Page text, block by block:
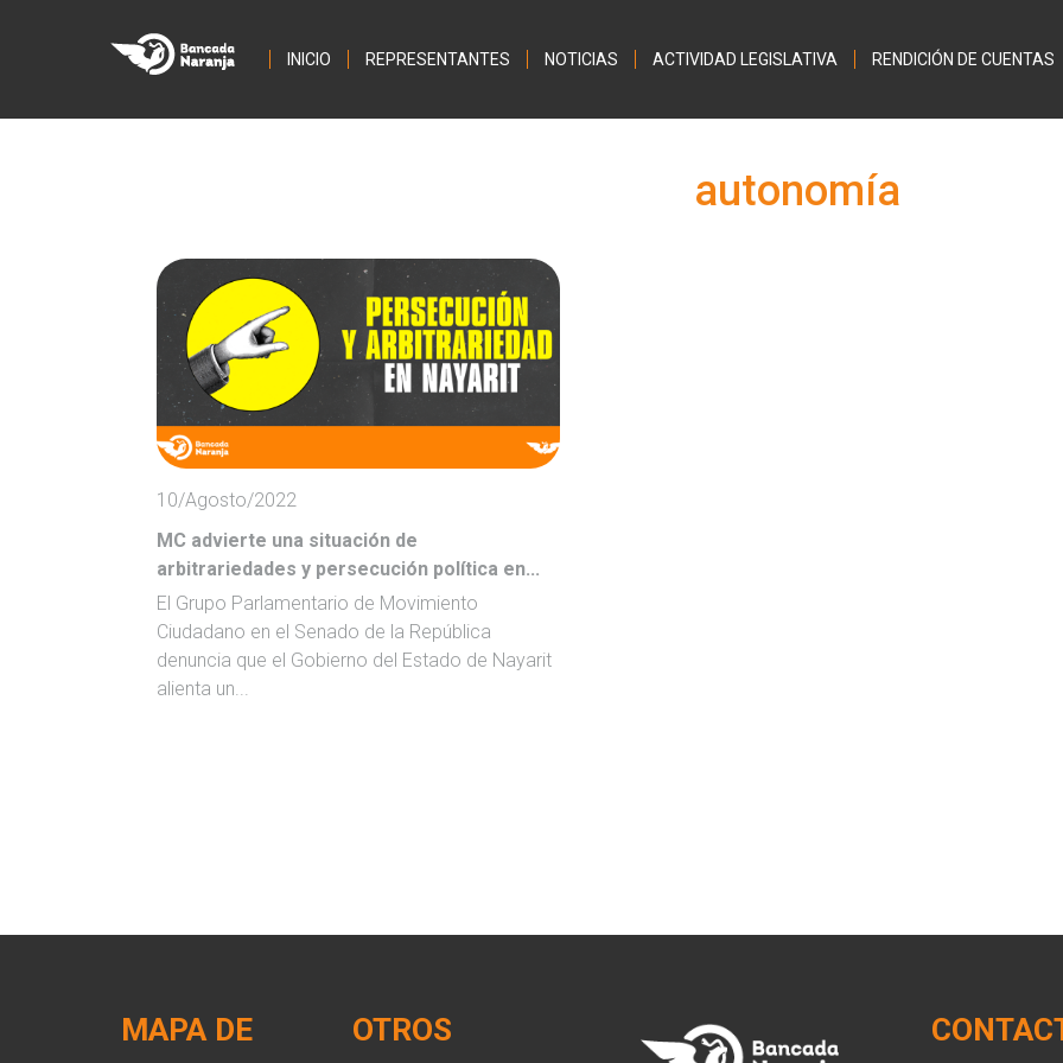
INICIO REPRESENTANTES NOTICIAS ACTIVIDAD LEGISLATIVA RENDICIÓN DE CUENTAS
autonomía
10/Agosto/2022
MC advierte una situación de
arbitrariedades y persecución política en...
El Grupo Parlamentario de Movimiento
Ciudadano en el Senado de la República
denuncia que el Gobierno del Estado de Nayarit
alienta un...
MAPA DE OTROS